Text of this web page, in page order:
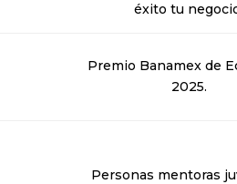
éxito tu
Premio Banamex de
2025.
Personas mentoras